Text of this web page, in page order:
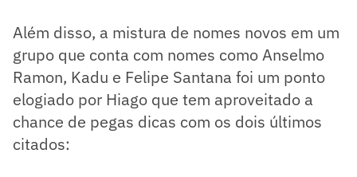
Além disso, a mistura de nomes novos em um
grupo que conta com nomes como Anselmo
Ramon, Kadu e Felipe Santana foi um ponto
elogiado por Hiago que tem aproveitado a
chance de pegas dicas com os dois últimos
citados: